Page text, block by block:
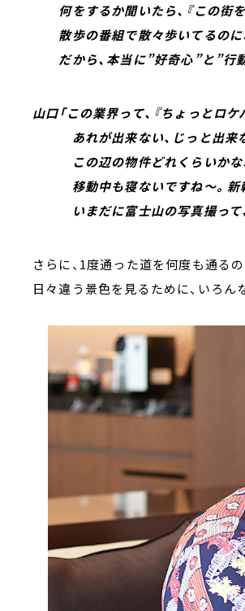
何をするか聞いたら、『この街を
散歩の番組で散々歩いてるのに
だから、本当に”好奇心”と”行動
山口「この業界って、『ちょっとロ
あれが出来ない、じっと出来な
この辺の物件どれくらいかな、
移動中も寝ないですね～。新幹
いまだに富士山の写真撮って、
さらに、1度通った道を何度も通る
日々違う景色を見るために、いろん